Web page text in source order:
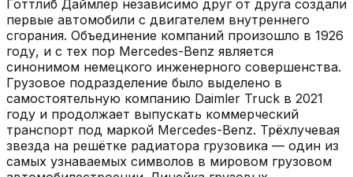
Готтлиб Даймлер независимо друг от друга создали
первые автомобили с двигателем внутреннего
сгорания. Объединение компаний произошло в 1926
году, и с тех пор Mercedes-Benz является
синонимом немецкого инженерного совершенства.
Грузовое подразделение было выделено в
самостоятельную компанию Daimler Truck в 2021
году и продолжает выпускать коммерческий
транспорт под маркой Mercedes-Benz. Трёхлучевая
звезда на решётке радиатора грузовика — один из
самых узнаваемых символов в мировом грузовом